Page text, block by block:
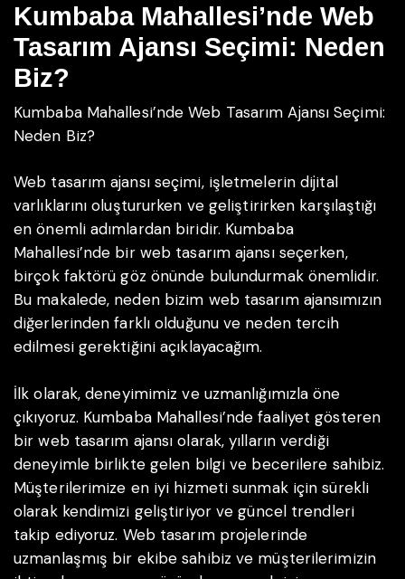
Kumbaba Mahallesi’nde Web
Tasarım Ajansı Seçimi: Neden
Biz?
Kumbaba Mahallesi’nde Web Tasarım Ajansı Seçimi:
Neden Biz?
Web tasarım ajansı seçimi, işletmelerin dijital
varlıklarını oluştururken ve geliştirirken karşılaştığı
en önemli adımlardan biridir. Kumbaba
Mahallesi’nde bir web tasarım ajansı seçerken,
birçok faktörü göz önünde bulundurmak önemlidir.
Bu makalede, neden bizim web tasarım ajansımızın
diğerlerinden farklı olduğunu ve neden tercih
edilmesi gerektiğini açıklayacağım.
İlk olarak, deneyimimiz ve uzmanlığımızla öne
çıkıyoruz. Kumbaba Mahallesi’nde faaliyet gösteren
bir web tasarım ajansı olarak, yılların verdiği
deneyimle birlikte gelen bilgi ve becerilere sahibiz.
Müşterilerimize en iyi hizmeti sunmak için sürekli
olarak kendimizi geliştiriyor ve güncel trendleri
takip ediyoruz. Web tasarım projelerinde
uzmanlaşmış bir ekibe sahibiz ve müşterilerimizin